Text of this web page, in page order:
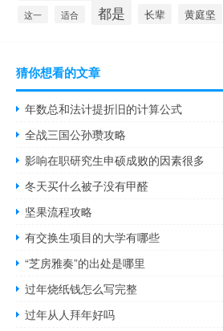
这一 适合 都是 长辈 黄庭坚
猜你想看的文章
年数总和法计提折旧的计算公式
全战三国公孙瓒攻略
影响在职研究生申硕成败的因素很多
冬天买什么被子没有甲醛
坚果流程攻略
有交换生项目的大学有哪些
“芝房雅奏”的出处是哪里
过年烧纸钱怎么写完整
过年从人拜年好吗